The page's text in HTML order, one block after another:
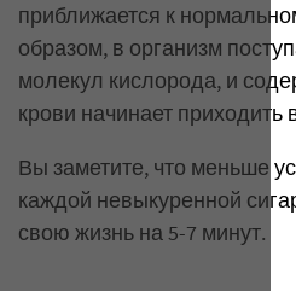
приближается к
образом, в организм
молекул кислорода, и
крови начинает приходить
Вы заметите, что меньше
каждой невыкуренной
свою жизнь на 5-7 минут.